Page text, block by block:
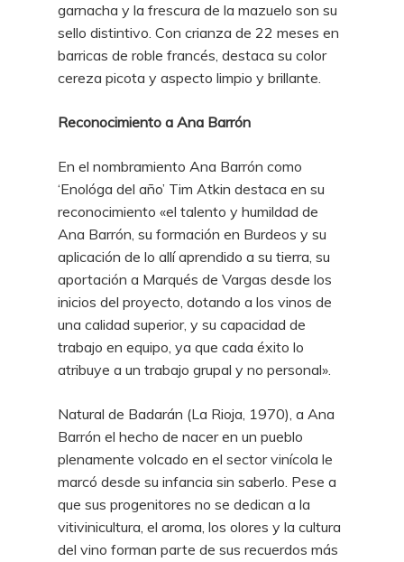
garnacha y la frescura de la mazuelo son su
sello distintivo. Con crianza de 22 meses en
barricas de roble francés, destaca su color
cereza picota y aspecto limpio y brillante.
Reconocimiento a Ana Barrón
En el nombramiento Ana Barrón como
‘Enológa del año’ Tim Atkin destaca en su
reconocimiento «el talento y humildad de
Ana Barrón, su formación en Burdeos y su
aplicación de lo allí aprendido a su tierra, su
aportación a Marqués de Vargas desde los
inicios del proyecto, dotando a los vinos de
una calidad superior, y su capacidad de
trabajo en equipo, ya que cada éxito lo
atribuye a un trabajo grupal y no personal».
Natural de Badarán (La Rioja, 1970), a Ana
Barrón el hecho de nacer en un pueblo
plenamente volcado en el sector vinícola le
marcó desde su infancia sin saberlo. Pese a
que sus progenitores no se dedican a la
vitivinicultura, el aroma, los olores y la cultura
del vino forman parte de sus recuerdos más